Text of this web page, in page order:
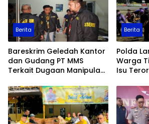
Berita
Bareskrim Geledah Kantor
dan Gudang PT MMS
Terkait Dugaan Manipulasi
Berita
Polda
Warga
Isu